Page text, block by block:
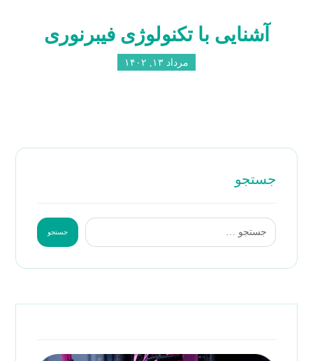
آشنایی با تکنولوژی فیبرنوری
مرداد ۱۳, ۱۴۰۲
جستجو
جستجو